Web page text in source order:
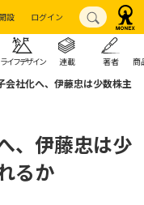
設 ログイン
ライフデザイン 連載 著者 商
会社化へ、伊藤忠は少数株主
、伊藤忠は少
るか